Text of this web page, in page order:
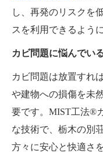
し、再発のリスクを
スを利用できるよう
カビ問題に悩んでい
カビ問題は放置すれ
や建物への損傷を未
要です。MIST工法®
な技術で、栃木の別
方々に安心と快適さ